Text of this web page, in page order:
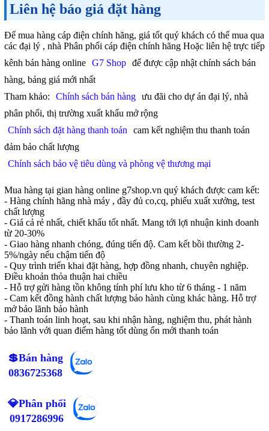
Liên hệ báo giá đặt hàng
Để mua hàng cáp điện chính hãng, giá tốt quý khách có thể mua qua
các đại lý , nhà Phân phối cáp điện chính hãng Hoặc liên hệ trực tiếp
kênh bán hàng online G7 Shop
để được cập nhật chính sách bán
hàng, bảng giá mới nhất
Tham khảo:
Chính sách bán hàng
ưu đãi cho dự án đại lý, nhà
phân phối, thị trường xuất khẩu mở rộng
Chính sách đặt hàng thanh toán
cam kết nghiệm thu thanh toán
đảm bảo chất lượng
Chính sách bảo vệ tiêu dùng và phòng vệ thương mại
Mua hàng tại gian hàng online g7shop.vn quý khách được cam kết:
- Hàng chính hãng nhà máy , đầy đủ co,cq, phiếu xuất xưởng, test
chất lượng
- Giá cả rẻ nhất, chiết khấu tốt nhất. Mang tới lợi nhuận kinh doanh
từ 20-30%
- Giao hàng nhanh chóng, đúng tiến độ. Cam kết bồi thường 2-
5%/ngày nếu chậm tiến độ
- Quy trình triển khai đặt hàng, hợp đồng nhanh, chuyên nghiệp.
Điều khoản thỏa thuận hai chiều
- Hỗ trợ gửi hàng tồn không tính phí lưu kho từ 6 tháng - 1 năm
- Cam kết đồng hành chất lượng bảo hành cùng khác hàng. Hỗ trợ
mở bảo lãnh bảo hành
- Thanh toán linh hoạt, sau khi nhận hàng, nghiệm thu, phát hành
bảo lãnh với quan điểm hàng tốt dùng ổn mới thanh toán
💲Bán hàng
0836725368
💎Phân phối
0917286996